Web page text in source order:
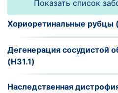
Показать список
Хориоретинальные рубцы
Дегенерация сосудистой
(H31.1)
Наследственная